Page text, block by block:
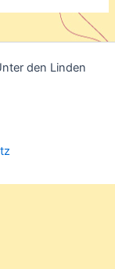
den Linden